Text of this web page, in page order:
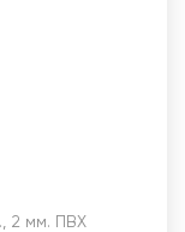
2 мм. ПВХ